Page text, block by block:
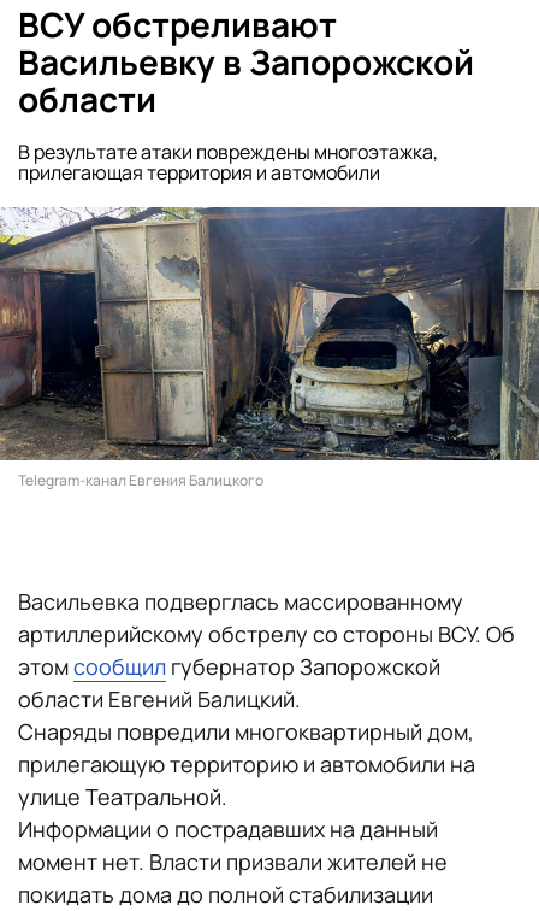
ВСУ обстреливают
Васильевку в Запорожской
области
В результате атаки повреждены многоэтажка,
прилегающая территория и автомобили
Telegram-канал Евгения Балицкого
Васильевка подверглась массированному
артиллерийскому обстрелу со стороны ВСУ. Об
этомсообщил губернатор Запорожской
области Евгений Балицкий.
Снаряды повредили многоквартирный дом,
прилегающую территорию и автомобили на
улице Театральной.
Информации о пострадавших на данный
момент нет. Власти призвали жителей не
покидать дома до полной стабилизации